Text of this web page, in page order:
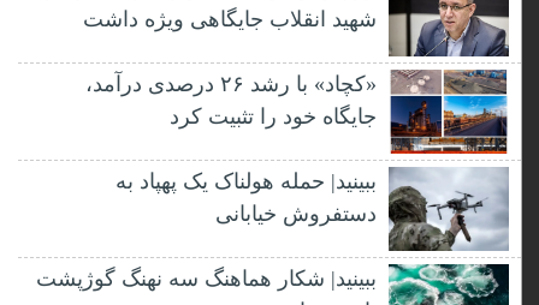
شهید انقلاب جایگاهی ویژه داشت
«کچاد» با رشد ۲۶ درصدی درآمد،
جایگاه خود را تثبیت کرد
ببینید| حمله هولناک یک پهپاد به
دستفروش خیابانی
ببینید| شکار هماهنگ سه نهنگ گوژپشت